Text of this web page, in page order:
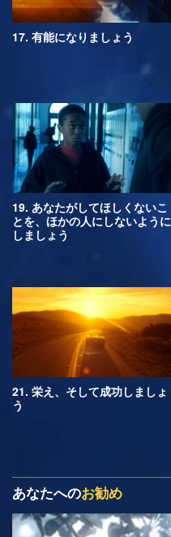
17. 有能になりましょう
19. あなたがしてほしくないこ
とを、ほかの人にしないように
しましょう
21. 栄え、そして成功しましょ
う
あなたへのお勧め